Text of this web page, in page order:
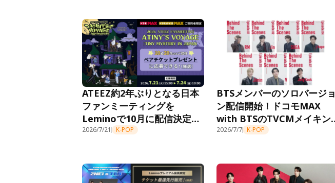
ATEEZ約2年ぶりとなる日本
ファンミーティングを
Leminoで10月に配信決定！
ドコモ MAX／ドコモ ポイ活
抽選プレゼントキャンペーン
2026/7/21 K-POP
BTSメンバーのソロバージョ
ン配信開始！ドコモMAX
with BTSのTVCMメイキン
グ映像をLeminoで独占配信
2026/7/7 K-POP